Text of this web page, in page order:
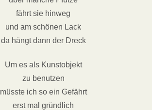
fährt sie hinweg
und am schönen Lack
da hängt dann der Dreck
Um es als Kunstobjekt
zu benutzen
müsste ich so ein Gefährt
erst mal gründlich